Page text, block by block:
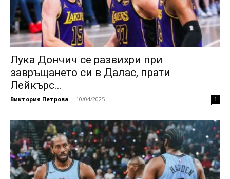
Лука Дончич се развихри при
завръщането си в Далас, прати
Лейкърс...
Виктория Петрова - 10/04/2025 1